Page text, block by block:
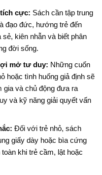
cực: Sách cần tập trung
đạo đức, hướng trẻ đến
kiên nhẫn và biết phân
đời sống.
mở tư duy: Những cuốn
hoặc tình huống giả định sẽ
gia và chủ động đưa ra
và kỹ năng giải quyết vấn
Đối với trẻ nhỏ, sách
giấy dày hoặc bìa cứng
khi trẻ cầm, lật hoặc